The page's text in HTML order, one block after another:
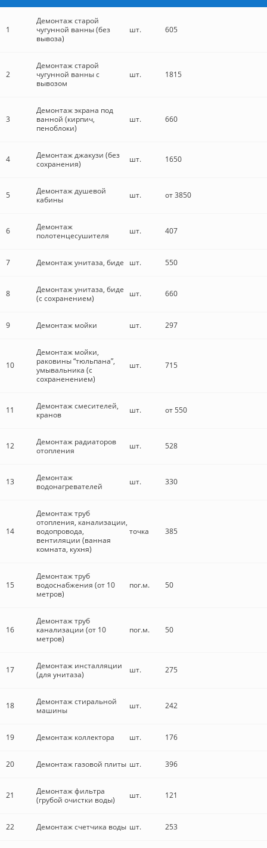
1
Демонтаж старой
чугунной ванны (без
вывоза)
шт. 605
2
Демонтаж старой
чугунной ванны с
вывозом
шт. 1815
3
Демонтаж экрана под
ванной (кирпич,
пеноблоки)
шт. 660
4
Демонтаж джакузи (без
сохранения)
шт. 1650
5
Демонтаж душевой
кабины
шт. от 3850
6
Демонтаж
полотенцесушителя
шт. 407
7 Демонтаж унитаза, биде шт. 550
8
Демонтаж унитаза, биде
(с сохранением)
шт. 660
9 Демонтаж мойки шт. 297
10
Демонтаж мойки,
раковины “тюльпана”,
умывальника (с
сохраненением)
шт. 715
11
Демонтаж смесителей,
кранов
шт. от 550
12
Демонтаж радиаторов
отопления
шт. 528
13
Демонтаж
водонагревателей
шт. 330
14
Демонтаж труб
отопления, канализации,
водопровода,
вентиляции (ванная
комната, кухня)
точка 385
15
Демонтаж труб
водоснабжения (от 10
метров)
пог.м. 50
16
Демонтаж труб
канализации (от 10
метров)
пог.м. 50
17
Демонтаж инсталляции
(для унитаза)
шт. 275
18
Демонтаж стиральной
машины
шт. 242
19 Демонтаж коллектора шт. 176
20 Демонтаж газовой плиты шт. 396
21
Демонтаж фильтра
(грубой очистки воды)
шт. 121
22 Демонтаж счетчика воды шт. 253